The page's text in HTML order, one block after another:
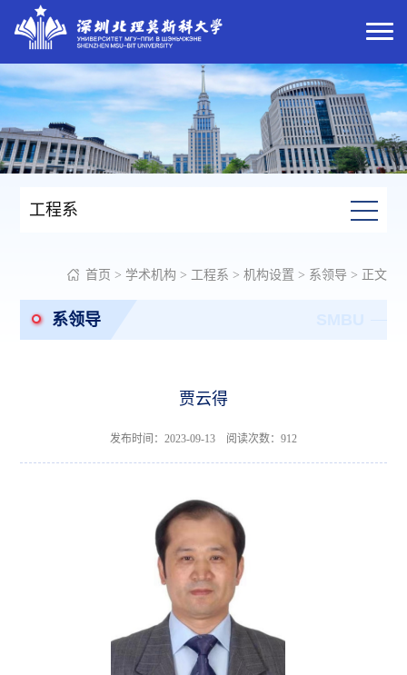
工程系
首页 > 学术机构 > 工程系 > 机构设置 > 系领导> 正文
系领导
贾云得
发布时间：2023-09-13 阅读次数： 912